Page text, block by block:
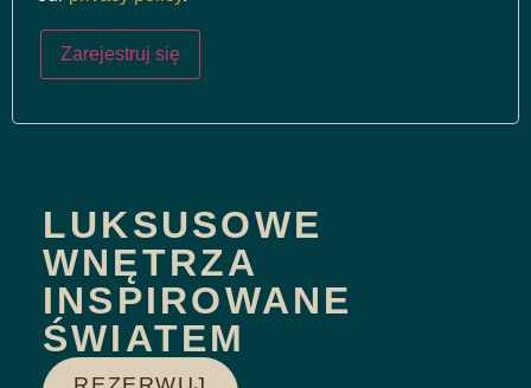
Zarejestruj się
LUKSUSOWE
WNĘTRZA
INSPIROWANE
ŚWIATEM